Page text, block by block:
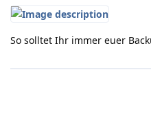
So solltet Ihr immer euer